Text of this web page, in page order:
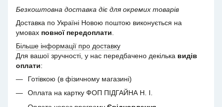
Безкоштовна доставка діє для окремих товарів
Доставка по Україні Новою поштою виконується на
умовах повної передоплати
Більше інформації про доставку
Для вашої зручності, у нас передбачено декілька видів
оплати:
Готівкою (в фізичному магазині)
Оплата на картку ФОП ПІДГАЙНА Н. І.